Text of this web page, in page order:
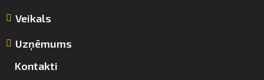
Veikals
Uzņēmums
Kontakti